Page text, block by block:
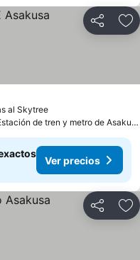
Compartir
al Skytree
a 0.5 km de: Estación de tren y metro de Asakusa
Ver precios
Compartir